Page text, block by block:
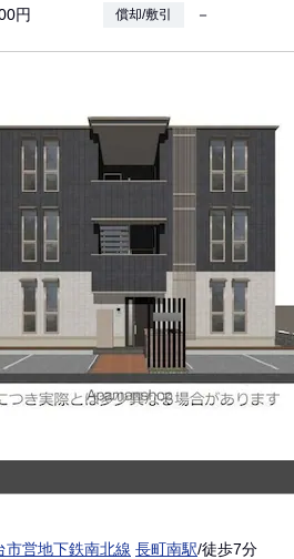
円 償却/敷引 －
市営地下鉄南北線 長町南駅/徒歩7分